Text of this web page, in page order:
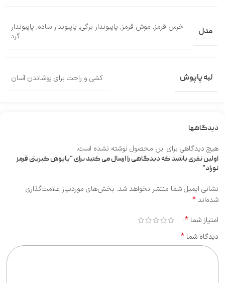
مدل خرس قرمز, موش قرمز, پاپیوندار برگی, پاپیوندار ساده, پاپیوندار
گرد
لبه پاپوش کشی و راحت برای پوشاندن آسان
دیدگاهها
هیچ دیدگاهی برای این محصول نوشته نشده است.
اولین نفری باشید که دیدگاهی را ارسال می کنید برای “پاپوش کبریتی قرمز
نوزاد”
نشانی ایمیل شما منتشر نخواهد شد. بخش‌های موردنیاز علامت‌گذاری
شده‌اند*
امتیاز شما *
دیدگاه شما *